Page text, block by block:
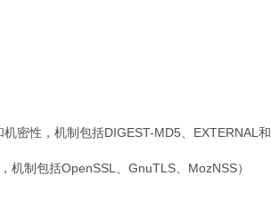
密性，机制包括DIGEST-MD5、EXTERNAL和
制包括OpenSSL、GnuTLS、MozNSS）